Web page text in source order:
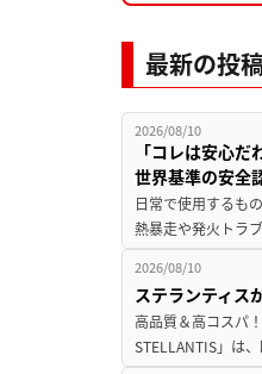
最新の投
2026/08/10
「コレは安心
世界基準の安全
日常で使用するも
熱暴走や発火トラ
2026/08/10
ステランティス
高品質＆高コスパ
STELLANTIS」は